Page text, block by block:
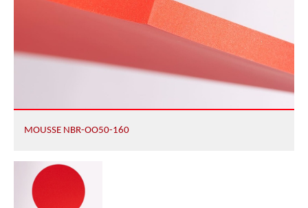
MOUSSE NBR-OO50-160